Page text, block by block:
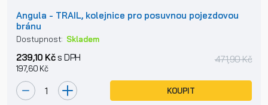
Angula - TRAIL, kolejnice pro posuvnou pojezdovou
bránu
Dostupnost: Skladem
239,10 Kčs DPH
197,60 Kč
471,90 Kč
KOUPIT